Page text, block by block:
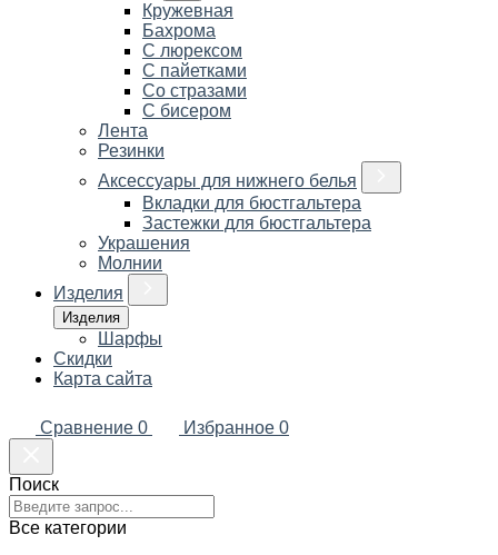
Кружевная
Бахрома
С люрексом
С пайетками
Со стразами
С бисером
Лента
Резинки
Аксессуары для нижнего белья
Вкладки для бюстгальтера
Застежки для бюстгальтера
Украшения
Молнии
Изделия
Изделия
Шарфы
Скидки
Карта сайта
Сравнение 0 Избранное 0
Поиск
Все категории